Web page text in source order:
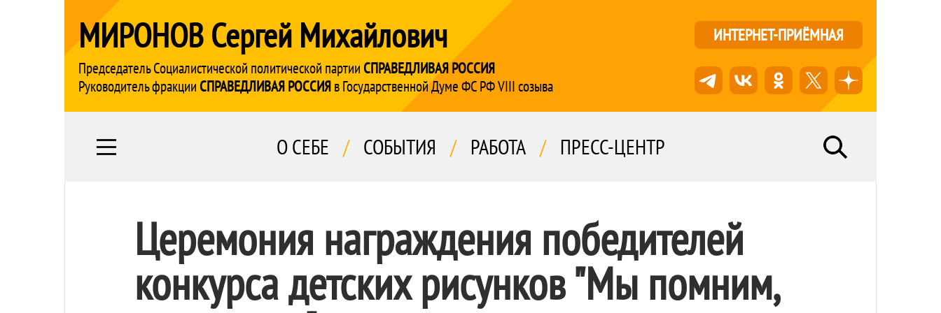
МИРОНОВ Сергей Михайлович
Председатель Социалистической политической партии СПРАВЕДЛИВАЯ РОССИЯ
Руководитель фракции СПРАВЕДЛИВАЯ РОССИЯв Государственной Думе ФС РФ VIII созыва
ИНТЕРНЕТ-ПРИЁМНАЯ
О СЕБЕ / СОБЫТИЯ / РАБОТА / ПРЕСС-ЦЕНТР
Церемония награждения победителей
конкурса детских рисунков "Мы помним,